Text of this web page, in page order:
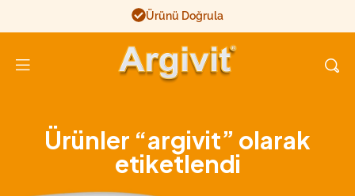
Ürünü Doğrula
Ürünler “argivit” olarak
etiketlendi